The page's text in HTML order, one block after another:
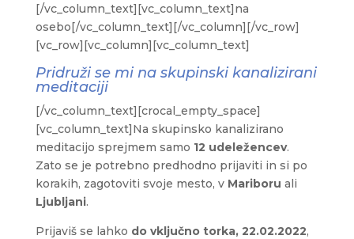
[/vc_column_text][vc_column_text]na
osebo[/vc_column_text][/vc_column][/vc_row]
[vc_row][vc_column][vc_column_text]
Pridruži se mi na skupinski kanalizirani
meditaciji
[/vc_column_text][crocal_empty_space]
[vc_column_text]Na skupinsko kanalizirano
meditacijo sprejmem samo 12 udeležencev.
Zato se je potrebno predhodno prijaviti in si po
korakih, zagotoviti svoje mesto, v Mariboru ali
Ljubljani.
Prijaviš se lahko do vključno torka, 22.02.2022,